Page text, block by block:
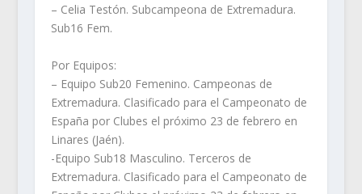
– Celia Testón. Subcampeona de Extremadura.
Sub16 Fem.
Por Equipos:
– Equipo Sub20 Femenino. Campeonas de
Extremadura. Clasificado para el Campeonato de
España por Clubes el próximo 23 de febrero en
Linares (Jaén).
-Equipo Sub18 Masculino. Terceros de
Extremadura. Clasificado para el Campeonato de